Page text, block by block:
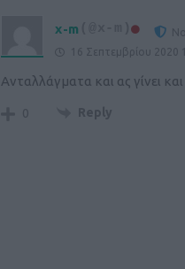
x-m (@x-m)
16 Σεπτεμβρίου 2020
Ανταλλάγματα και ας γίνει
0 Reply